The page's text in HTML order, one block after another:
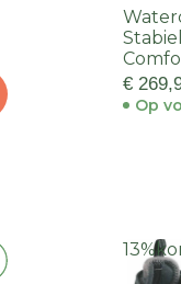
€
Op
13%